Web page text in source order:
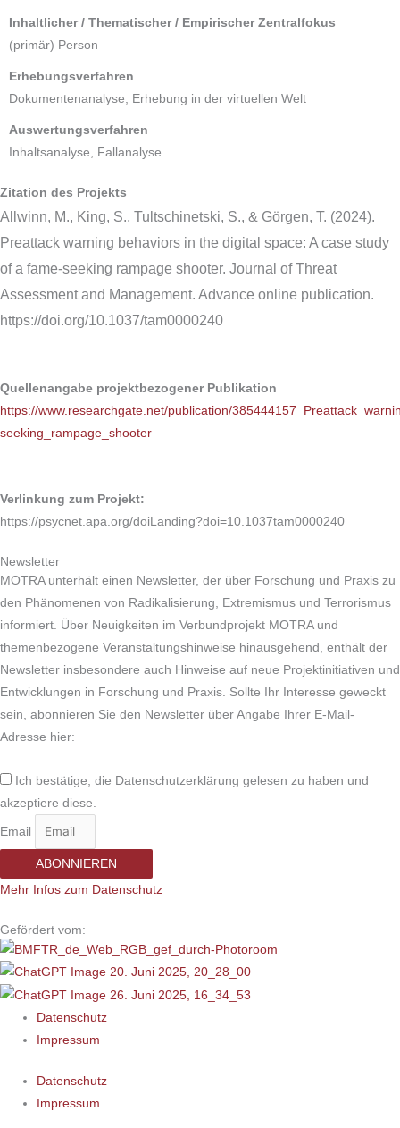
Inhaltlicher / Thematischer / Empirischer Zentralfokus
(primär) Person
Erhebungsverfahren
Dokumentenanalyse, Erhebung in der virtuellen Welt
Auswertungsverfahren
Inhaltsanalyse, Fallanalyse
Zitation des Projekts
Allwinn, M., King, S., Tultschinetski, S., & Görgen, T. (2024).
Preattack warning behaviors in the digital space: A case study
of a fame-seeking rampage shooter. Journal of Threat
Assessment and Management. Advance online publication.
https://doi.org/10.1037/tam0000240
Quellenangabe projektbezogener Publikation
https://www.researchgate.net/publication/
seeking_rampage_shooter
Verlinkung zum Projekt:
https://psycnet.apa.org/doiLanding?doi=10.1037tam0000240
Newsletter
MOTRA unterhält einen Newsletter, der über Forschung und Praxis zu
den Phänomenen von Radikalisierung, Extremismus und Terrorismus
informiert. Über Neuigkeiten im Verbundprojekt MOTRA und
themenbezogene Veranstaltungshinweise hinausgehend, enthält der
Newsletter insbesondere auch Hinweise auf neue Projektinitiativen und
Entwicklungen in Forschung und Praxis. Sollte Ihr Interesse geweckt
sein, abonnieren Sie den Newsletter über Angabe Ihrer E-Mail-
Adresse hier:
Ich bestätige, die Datenschutzerklärung gelesen zu haben und
akzeptiere diese.
Email
ABONNIEREN
Mehr Infos zum Datenschutz
Gefördert vom:
Datenschutz
Impressum
Datenschutz
Impressum